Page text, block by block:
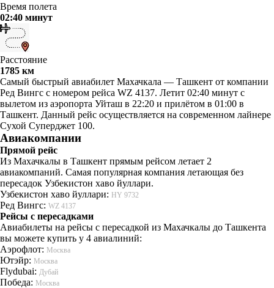
Время полета
02:40 минут
Расстояние
1785 км
Самый быстрый авиабилет Махачкала — Ташкент от компании
Ред Вингс с номером рейса WZ 4137. Летит 02:40 минут с
вылетом из аэропорта Уйташ в 22:20 и прилётом в 01:00 в
Ташкент. Данный рейс осуществляется на современном лайнере
Сухой Суперджет 100.
Авиакомпании
Прямой рейс
Из Махачкалы в Ташкент прямым рейсом летает 2
авиакомпаний. Самая популярная компания летающая без
пересадок Узбекистон хаво йуллари.
Узбекистон хаво йуллари: HY 9732
Ред Вингс: WZ 4137
Рейсы с пересадками
Авиабилеты на рейсы с пересадкой из Махачкалы до Ташкента
вы можете купить у 4 авиалиний:
Аэрофлот: Москва
Ютэйр: Москва
Flydubai: Дубай
Победа: Москва